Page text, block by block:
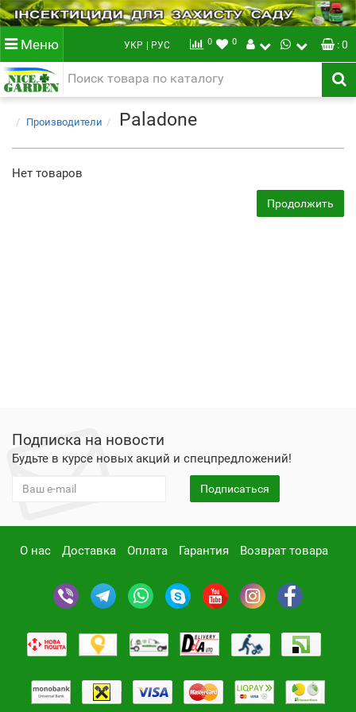
Меню УКР | РУС 0 0 : 0
Производители Paladone
Нет товаров
Продолжить
Подписка на новости
Будьте в курсе новых акций и спецпредложений!
Подписаться
О нас Доставка Оплата Гарантия Возврат товара